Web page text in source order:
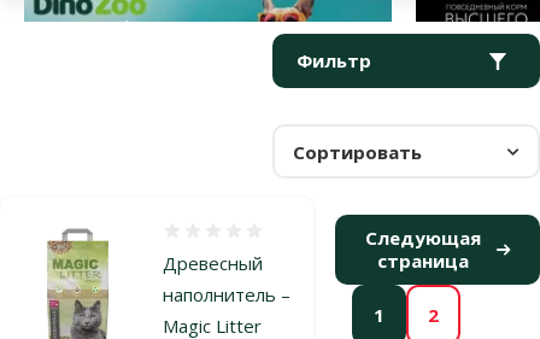
Фильтр
Сортировать
Продукты в категории Древесные и кукурузные
Древесный
наполнитель –
Magic Litter
1 2
Следующая
страница